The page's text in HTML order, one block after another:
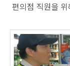
편의점 직원을